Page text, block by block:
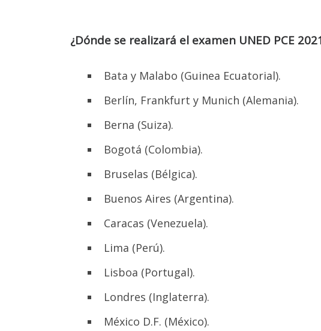
¿Dónde se realizará el examen UNED PCE
Bata y Malabo (Guinea Ecuatorial).
Berlín, Frankfurt y Munich (Alemania).
Berna (Suiza).
Bogotá (Colombia).
Bruselas (Bélgica).
Buenos Aires (Argentina).
Caracas (Venezuela).
Lima (Perú).
Lisboa (Portugal).
Londres (Inglaterra).
México D.F. (México).
VIRTUAL
Homologación